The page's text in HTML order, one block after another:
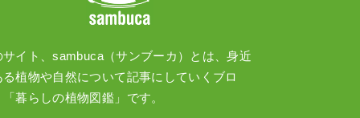
サイト、sambuca（サンブーカ）とは、身近
る植物や自然について記事にしていくブロ
暮らしの植物図鑑」です。